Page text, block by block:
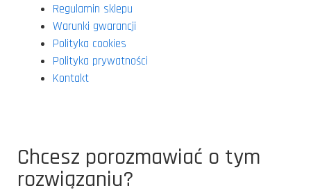
Regulamin sklepu
Warunki gwarancji
Polityka cookies
Polityka prywatności
Kontakt
Chcesz porozmawiać o tym
rozwiązaniu?